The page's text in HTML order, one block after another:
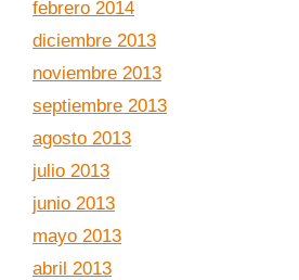
febrero 2014
diciembre 2013
noviembre 2013
septiembre 2013
agosto 2013
julio 2013
junio 2013
mayo 2013
abril 2013